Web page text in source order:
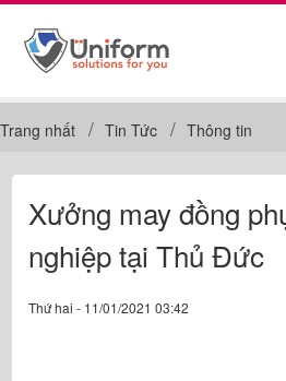
Trang nhất Tin Tức Thông tin
Xưởng may đồng
nghiệp tại Thủ Đức
Thứ hai - 11/01/2021 03:42